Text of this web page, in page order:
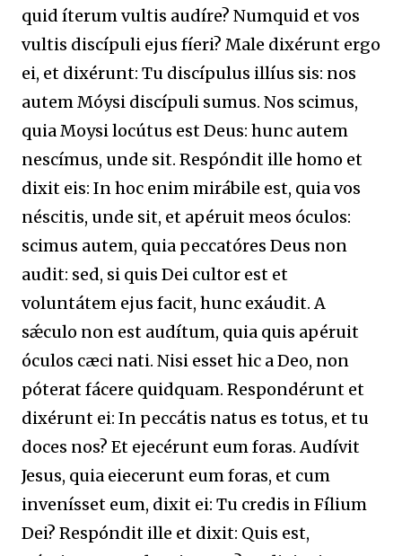
quid íterum vultis audíre? Numquid et vos
vultis discípuli ejus fíeri? Male dixérunt ergo
ei, et dixérunt: Tu discípulus illíus sis: nos
autem Móysi discípuli sumus. Nos scimus,
quia Moysi locútus est Deus: hunc autem
nescímus, unde sit. Respóndit ille homo et
dixit eis: In hoc enim mirábile est, quia vos
néscitis, unde sit, et apéruit meos óculos:
scimus autem, quia peccatóres Deus non
audit: sed, si quis Dei cultor est et
voluntátem ejus facit, hunc exáudit. A
sǽculo non est audítum, quia quis apéruit
óculos cæci nati. Nisi esset hic a Deo, non
póterat fácere quidquam. Respondérunt et
dixérunt ei: In peccátis natus es totus, et tu
doces nos? Et ejecérunt eum foras. Audívit
Jesus, quia eiecerunt eum foras, et cum
invenísset eum, dixit ei: Tu credis in Fílium
Dei? Respóndit ille et dixit: Quis est,